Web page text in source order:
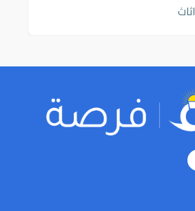
اثاث